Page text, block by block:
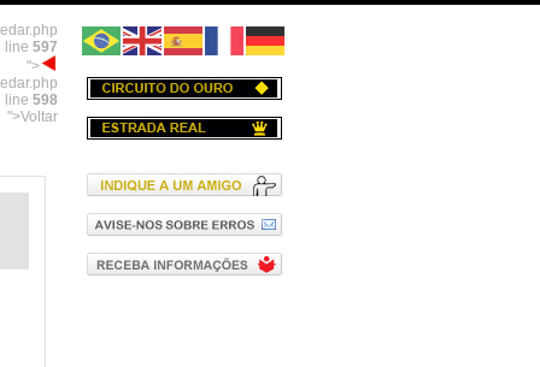
line 597
">
line 598
">Voltar